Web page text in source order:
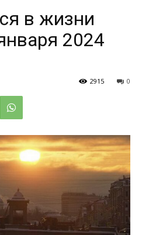
сам
в жизни
2024
0
2915